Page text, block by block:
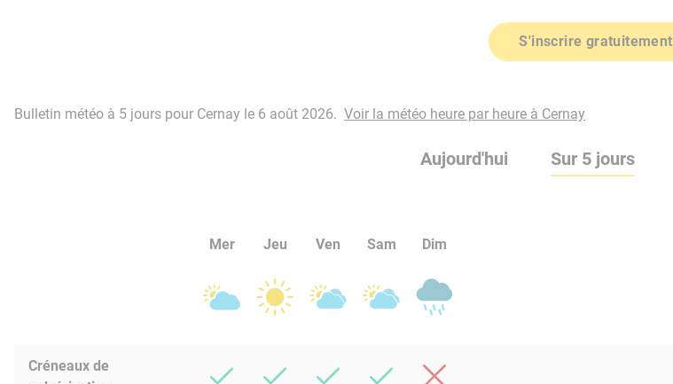
S'inscrire gratuitement
Bulletin météo à 5 jours pour Cernay le 6 août 2026. Voir la météo heure par heure à Cernay
Aujourd'hui Sur 5 jours
Mer Jeu Ven Sam Dim
Créneaux de